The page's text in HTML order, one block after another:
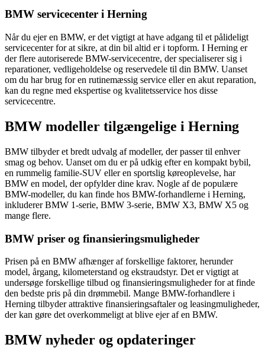
BMW servicecenter i Herning
Når du ejer en BMW, er det vigtigt at have adgang til et pålideligt
servicecenter for at sikre, at din bil altid er i topform. I Herning er
der flere autoriserede BMW-servicecentre, der specialiserer sig i
reparationer, vedligeholdelse og reservedele til din BMW. Uanset
om du har brug for en rutinemæssig service eller en akut reparation,
kan du regne med ekspertise og kvalitetsservice hos disse
servicecentre.
BMW modeller tilgængelige i Herning
BMW tilbyder et bredt udvalg af modeller, der passer til enhver
smag og behov. Uanset om du er på udkig efter en kompakt bybil,
en rummelig familie-SUV eller en sportslig køreoplevelse, har
BMW en model, der opfylder dine krav. Nogle af de populære
BMW-modeller, du kan finde hos BMW-forhandlerne i Herning,
inkluderer BMW 1-serie, BMW 3-serie, BMW X3, BMW X5 og
mange flere.
BMW priser og finansieringsmuligheder
Prisen på en BMW afhænger af forskellige faktorer, herunder
model, årgang, kilometerstand og ekstraudstyr. Det er vigtigt at
undersøge forskellige tilbud og finansieringsmuligheder for at finde
den bedste pris på din drømmebil. Mange BMW-forhandlere i
Herning tilbyder attraktive finansieringsaftaler og leasingmuligheder,
der kan gøre det overkommeligt at blive ejer af en BMW.
BMW nyheder og opdateringer